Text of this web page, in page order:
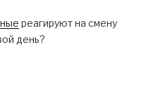
реагируют на смену
день?